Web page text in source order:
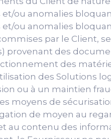
et/ou anomalies
et/ou anomalies
par le Client,
provenant des
des
des Solutions
ou à un maintien
moyens de
de moyen au
au contenu des